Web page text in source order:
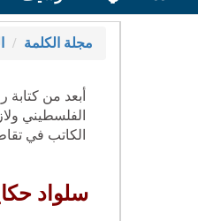
مجلة الكلمة
أبعد من كتابة
الفلسطيني
الكاتب في
سلواد